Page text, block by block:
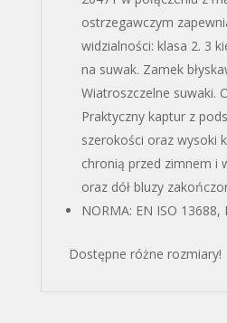
ostrzegawczym
widzialności: klasa 2. 3
na suwak. Zamek
Wiatroszczelne suwaki.
Praktyczny kaptur z
szerokości oraz wysoki
chronią przed zimnem i
oraz dół bluzy
NORMA: EN ISO 13688,
Dostępne różne rozmiary!